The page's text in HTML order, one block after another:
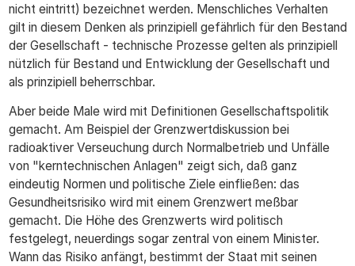
nicht eintritt) bezeichnet werden. Menschliches Verhalten
gilt in diesem Denken als prinzipiell gefährlich für den Bestand
der Gesellschaft - technische Prozesse gelten als prinzipiell
nützlich für Bestand und Entwicklung der Gesellschaft und
als prinzipiell beherrschbar.
Aber beide Male wird mit Definitionen Gesellschaftspolitik
gemacht. Am Beispiel der Grenzwertdiskussion bei
radioaktiver Verseuchung durch Normalbetrieb und Unfälle
von "kerntechnischen Anlagen" zeigt sich, daß ganz
eindeutig Normen und politische Ziele einfließen: das
Gesundheitsrisiko wird mit einem Grenzwert meßbar
gemacht. Die Höhe des Grenzwerts wird politisch
festgelegt, neuerdings sogar zentral von einem Minister.
Wann das Risiko anfängt, bestimmt der Staat mit seinen